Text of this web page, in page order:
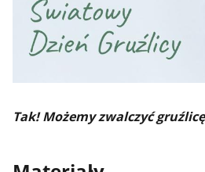
Tak! Możemy zwalczyć